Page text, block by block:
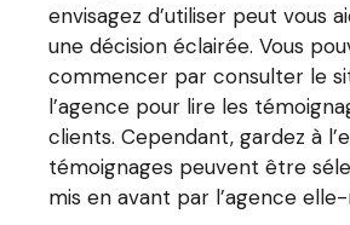
envisagez d’utiliser peut vous
une décision éclairée. Vous
commencer par consulter le
l’agence pour lire les
clients. Cependant, gardez à
témoignages peuvent être
mis en avant par l’agence